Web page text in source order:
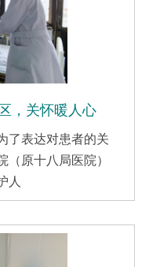
，关怀暖人心
了表达对患者的关
（原十八局医院）
人